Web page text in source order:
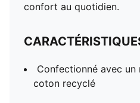
confort au quotidien.
Confectionné avec un
coton recyclé